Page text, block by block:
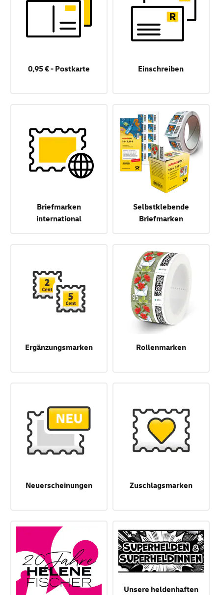
0,95 € - Postkarte Einschreiben
Briefmarken
international
Selbstklebende
Briefmarken
Ergänzungsmarken Rollenmarken
Neuerscheinungen Zuschlagsmarken
Unsere heldenhaften